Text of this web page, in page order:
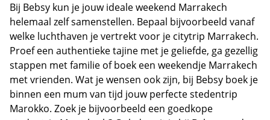
Bij Bebsy kun je jouw ideale weekend Marrakech
helemaal zelf samenstellen. Bepaal bijvoorbeeld vanaf
welke luchthaven je vertrekt voor je citytrip Marrakech.
Proef een authentieke tajine met je geliefde, ga gezellig
stappen met familie of boek een weekendje Marrakech
met vrienden. Wat je wensen ook zijn, bij Bebsy boek je
binnen een mum van tijd jouw perfecte stedentrip
Marokko. Zoek je bijvoorbeeld een goedkope